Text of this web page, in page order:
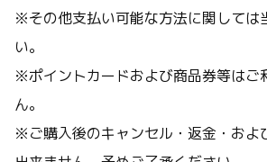
※その他支払い可能な方法に関しては
い。
※ポイントカードおよび商品券等はご
ん。
※ご購入後のキャンセル・返金・およ